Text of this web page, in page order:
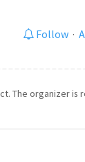
Follow·
The organizer